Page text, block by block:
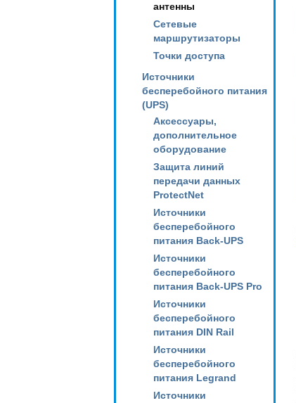
антенны
Сетевые
маршрутизаторы
Точки доступа
Источники
бесперебойного питания
(UPS)
Аксессуары,
дополнительное
оборудование
Защита линий
передачи данных
ProtectNet
Источники
бесперебойного
питания Back-UPS
Источники
бесперебойного
питания Back-UPS Pro
Источники
бесперебойного
питания DIN Rail
Источники
бесперебойного
питания Legrand
Источники